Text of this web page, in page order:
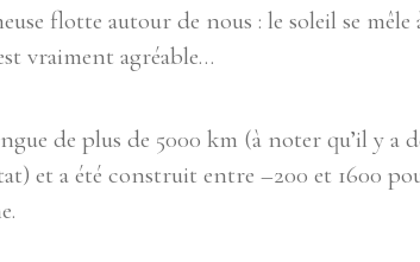
flotte autour de nous : le soleil se
vraiment agréable…
de plus de 5000 km (à noter qu’il y a
et a été construit entre –200 et 1600